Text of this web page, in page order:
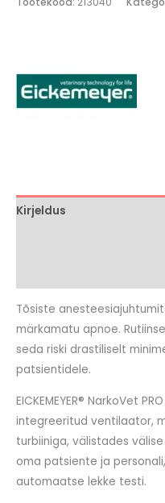
Kirjeldus
Tõsiste
märkamatu apnoe.
seda riski drastiliselt
patsientidele.
EICKEMEYER® NarkoVet
integreeritud ventilaator,
turbiiniga, välistades
oma patsiente ja
automaatse lekke testi.